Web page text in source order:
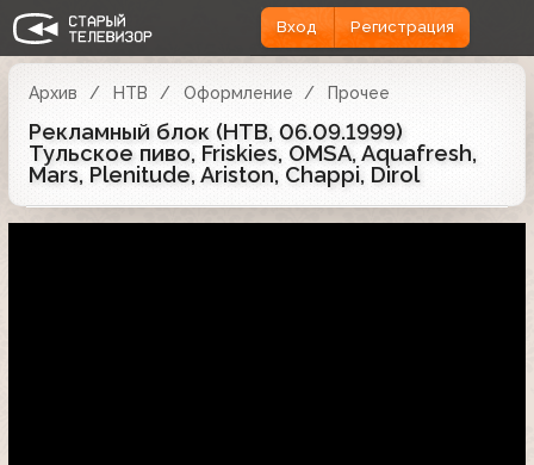
Вход Регистрация
Архив НТВ Оформление Прочее
Рекламный блок (НТВ, 06.09.1999)
Тульское пиво, Friskies, OMSA, Aquafresh,
Mars, Plenitude, Ariston, Chappi, Dirol